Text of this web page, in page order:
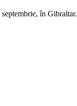
în Gibraltar.